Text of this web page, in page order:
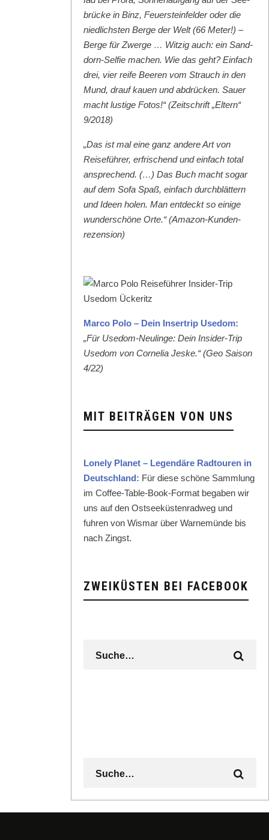
brücke in Binz, Feuer­ste­in­felder oder die
niedlich­sten Berge der Welt (66 Meter!) –
Berge für Zwerge … Witzig auch: ein Sand­
dorn-Self­ie machen. Wie das geht? Ein­fach
drei, vier reife Beeren vom Strauch in den
Mund, drauf kauen und abdrück­en. Sauer
macht lustige Fotos!“ (Zeitschrift „Eltern“
9/2018)
„Das ist mal eine ganz andere Art von
Reise­führer, erfrischend und ein­fach total
ansprechend. (…) Das Buch macht sog­ar
auf dem Sofa Spaß, ein­fach durch­blät­tern
und Ideen holen. Man ent­deckt so einige
wun­der­schöne Orte.“ (Ama­zon-Kun­den­
rezen­sion)
Mar­co Polo – Dein Inser­trip Use­dom:
„Für Use­dom-Neulinge: Dein Insid­er-Trip
Use­dom von Cor­nelia Jeske.“ (Geo Sai­son
4/22)
MIT BEITRÄGEN VON UNS
Lone­ly Plan­et – Leg­endäre Rad­touren in
Deutsch­land: Für diese schöne Samm­lung
im Cof­fee-Table-Book-For­mat begaben wir
uns auf den Ost­seeküsten­rad­weg und
fuhren von Wis­mar über Warnemünde bis
nach Zingst.
ZWEIKÜSTEN BEI FACEBOOK